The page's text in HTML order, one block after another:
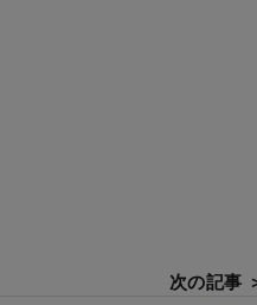
次の記事